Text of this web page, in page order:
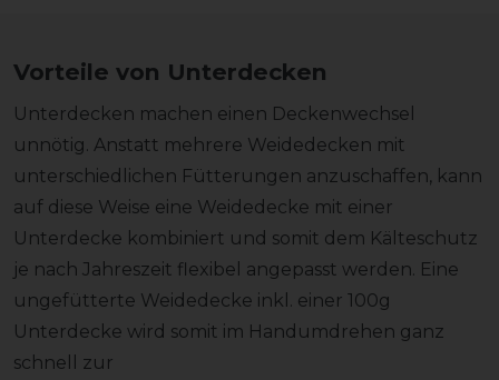
Vorteile von Unterdecken
Unterdecken machen einen Deckenwechsel
unnötig. Anstatt mehrere Weidedecken mit
unterschiedlichen Fütterungen anzuschaffen, kann
auf diese Weise eine Weidedecke mit einer
Unterdecke kombiniert und somit dem Kälteschutz
je nach Jahreszeit flexibel angepasst werden. Eine
ungefütterte Weidedecke inkl. einer 100g
Unterdecke wird somit im Handumdrehen ganz
schnell zur